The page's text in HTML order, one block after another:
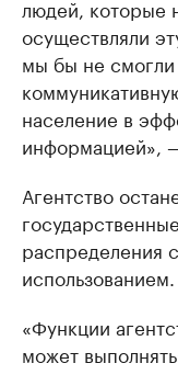
людей, которые
осуществляли
мы бы не смогли
население в
информацией»,
Агентство
распределения
использованием.
«Функции
может